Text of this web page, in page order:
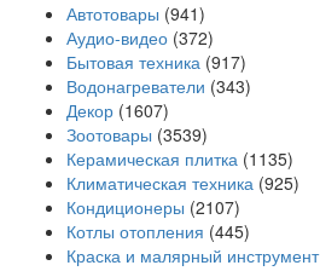
Автотовары (941)
Аудио-видео (372)
Бытовая техника (917)
Водонагреватели (343)
Декор (1607)
Зоотовары (3539)
Керамическая плитка (1135)
Климатическая техника (925)
Кондиционеры (2107)
Котлы отопления (445)
Краска и малярный инструмент